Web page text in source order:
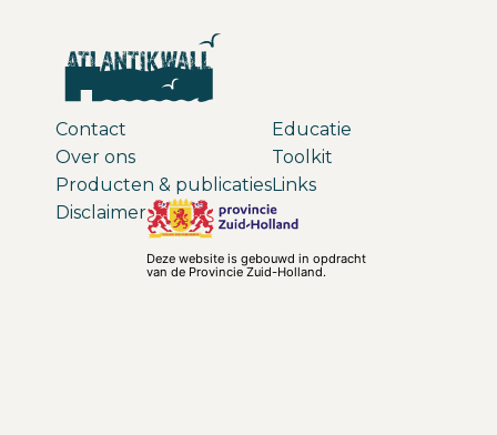
Contact
Over ons
Producten & publicaties
Educatie
Toolkit
Links
Disclaimer
Deze website is gebouwd in opdracht
van de Provincie Zuid-Holland.